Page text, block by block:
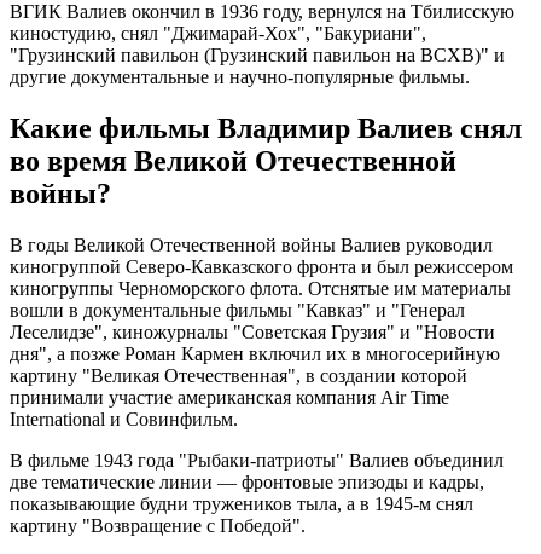
ВГИК Валиев окончил в 1936 году, вернулся на Тбилисскую
киностудию, снял "Джимарай-Хох", "Бакуриани",
"Грузинский павильон (Грузинский павильон на ВСХВ)" и
другие документальные и научно-популярные фильмы.
Какие фильмы Владимир Валиев снял
во время Великой Отечественной
войны?
В годы Великой Отечественной войны Валиев руководил
киногруппой Северо-Кавказского фронта и был режиссером
киногруппы Черноморского флота. Отснятые им материалы
вошли в документальные фильмы "Кавказ" и "Генерал
Леселидзе", киножурналы "Советская Грузия" и "Новости
дня", а позже Роман Кармен включил их в многосерийную
картину "Великая Отечественная", в создании которой
принимали участие американская компания Air Time
International и Совинфильм.
В фильме 1943 года "Рыбаки-патриоты" Валиев объединил
две тематические линии — фронтовые эпизоды и кадры,
показывающие будни тружеников тыла, а в 1945-м снял
картину "Возвращение с Победой".